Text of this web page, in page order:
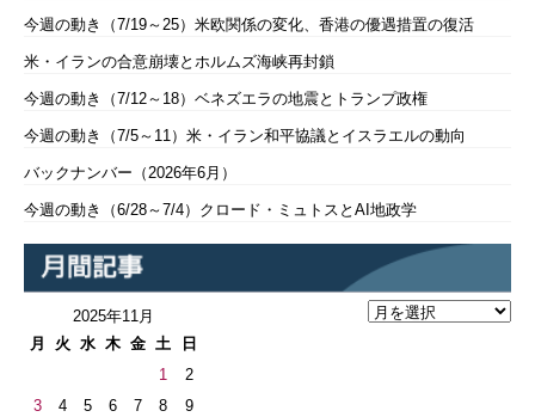
今週の動き（7/19～25）米欧関係の変化、香港の優遇措置の復活
米・イランの合意崩壊とホルムズ海峡再封鎖
今週の動き（7/12～18）ベネズエラの地震とトランプ政権
今週の動き（7/5～11）米・イラン和平協議とイスラエルの動向
バックナンバー（2026年6月）
今週の動き（6/28～7/4）クロード・ミュトスとAI地政学
2025年11月
月
火 水 木 金 土 日
1
2
3
4 5 6 7 8
9